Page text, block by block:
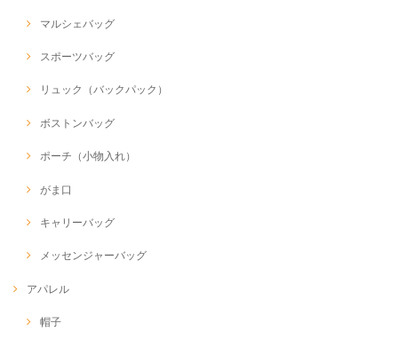
マルシェバッグ
スポーツバッグ
リュック（バックパック）
ボストンバッグ
ポーチ（小物入れ）
がま口
キャリーバッグ
メッセンジャーバッグ
アパレル
帽子